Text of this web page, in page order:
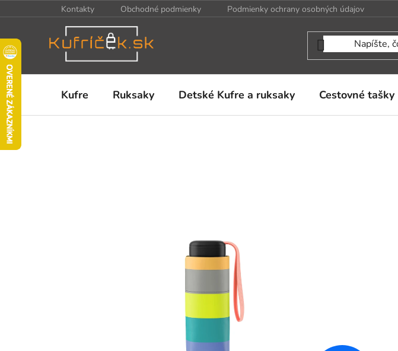
na
Kontakty Obchodné podmienky Podmienky ochrany osobných údajov
Kufre Ruksaky Detské Kufre a ruksaky Cestovné tašky